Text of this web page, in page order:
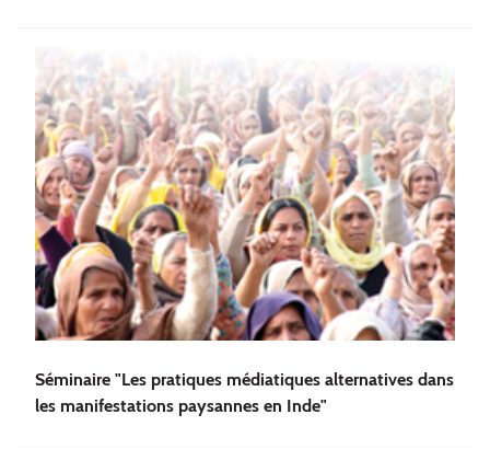
Séminaire "Les pratiques médiatiques alternatives dans
les manifestations paysannes en Inde"